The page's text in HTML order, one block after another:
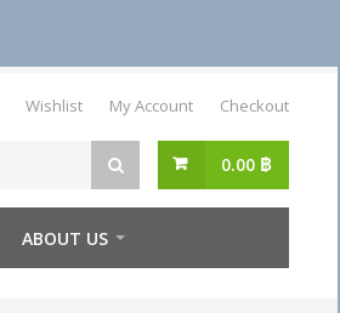
Wishlist My Account Checkout
0.00 ฿
ABOUT US